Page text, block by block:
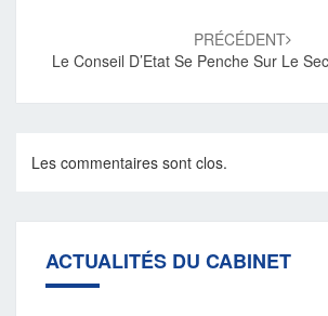
PRÉCÉDENT
Le Conseil D’Etat Se Penche Sur Le
Les commentaires sont clos.
ACTUALITÉS DU CABINET